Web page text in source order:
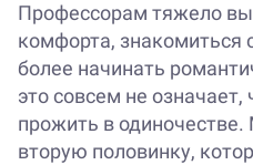
Профессорам тяжело
комфорта,
более начинать
это совсем не
прожить в
вторую половинку,